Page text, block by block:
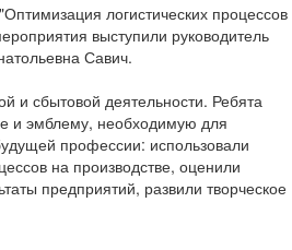
логистических процессов
выступили руководитель
Савич.
и сбытовой деятельности. Ребята
и эмблему, необходимую для
профессии: использовали
на производстве, оценили
предприятий, развили творческое